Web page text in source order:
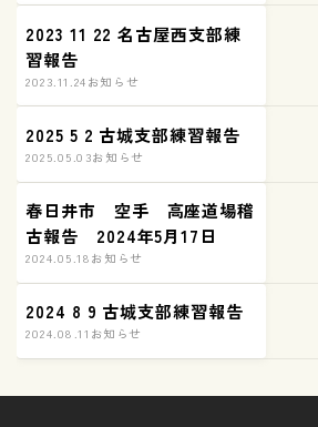
2023 11 22 名古屋西支部練
習報告
2023.11.24お知らせ
2025 5 2 古城支部練習報告
2025.05.03お知らせ
春日井市 空手 高座道場稽
古報告 2024年5月17日
2024.05.18お知らせ
2024 8 9 古城支部練習報告
2024.08.11 お知らせ